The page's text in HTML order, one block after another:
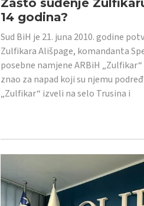
14 godina?
Sud BiH je 21. juna 2010. godine
Zulfikara Ališpage, komandanta
posebne namjene ARBiH
znao za napad koji su njemu
„Zulfikar“ izveli na selo Trusina i